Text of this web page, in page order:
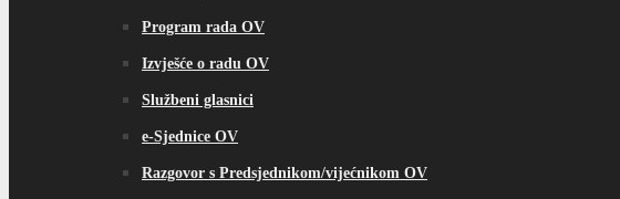
Program rada OV
Izvješće o radu OV
Službeni glasnici
e-Sjednice OV
Razgovor s Predsjednikom/vijećnikom OV